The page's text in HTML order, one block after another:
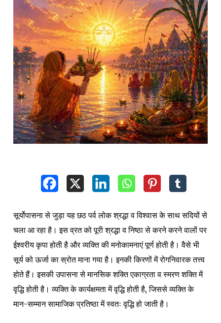
सूर्योपासना से जुड़ा यह छठ पर्व लोक श्रद्धा व विश्वास के साथ सदियों से
चला आ रहा है। इस व्रत को पूरी श्रद्धा व निष्ठा से करने करने वालों पर
ईश्वरीय कृपा होती है और व्यक्ति की मनोकामनाएं पूर्ण होती है। वैसे भी
सूर्य को ऊर्जा का स्रोत माना गया है। इनकी किरणों में रोगनिवारक तत्त्व
होते हैं। इसकी उपासना से मानसिक शक्ति एकाग्रता व स्मरण शक्ति में
वृद्धि होती है। व्यक्ति के कार्यक्षमता में वृद्धि होती है, जिससे व्यक्ति के
मान-सम्मान सामाजिक प्रतिष्ठा में स्वतः वृद्धि हो जाती है।